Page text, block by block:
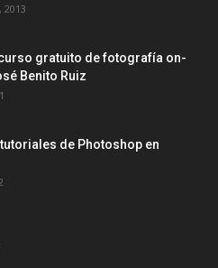
gratuito de fotografía on-
Benito Ruiz
de Photoshop en